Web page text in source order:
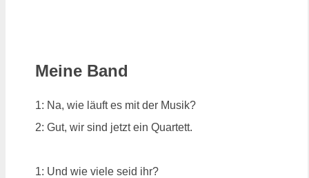
Meine Band
1: Na, wie läuft es mit der Musik?
2: Gut, wir sind jetzt ein Quartett.
1: Und wie viele seid ihr?